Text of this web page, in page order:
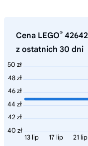
Cena LEGO®
z ostatnich 30 dni
50 zł
48 zł
46 zł
44 zł
42 zł
40 zł
21 lip
17 lip
13 lip